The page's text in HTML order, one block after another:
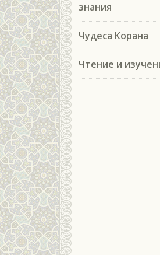
знания
Чудеса Корана
Чтение и